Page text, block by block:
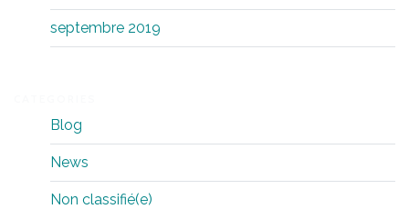
septembre 2019
Blog
News
Non classifié(e)